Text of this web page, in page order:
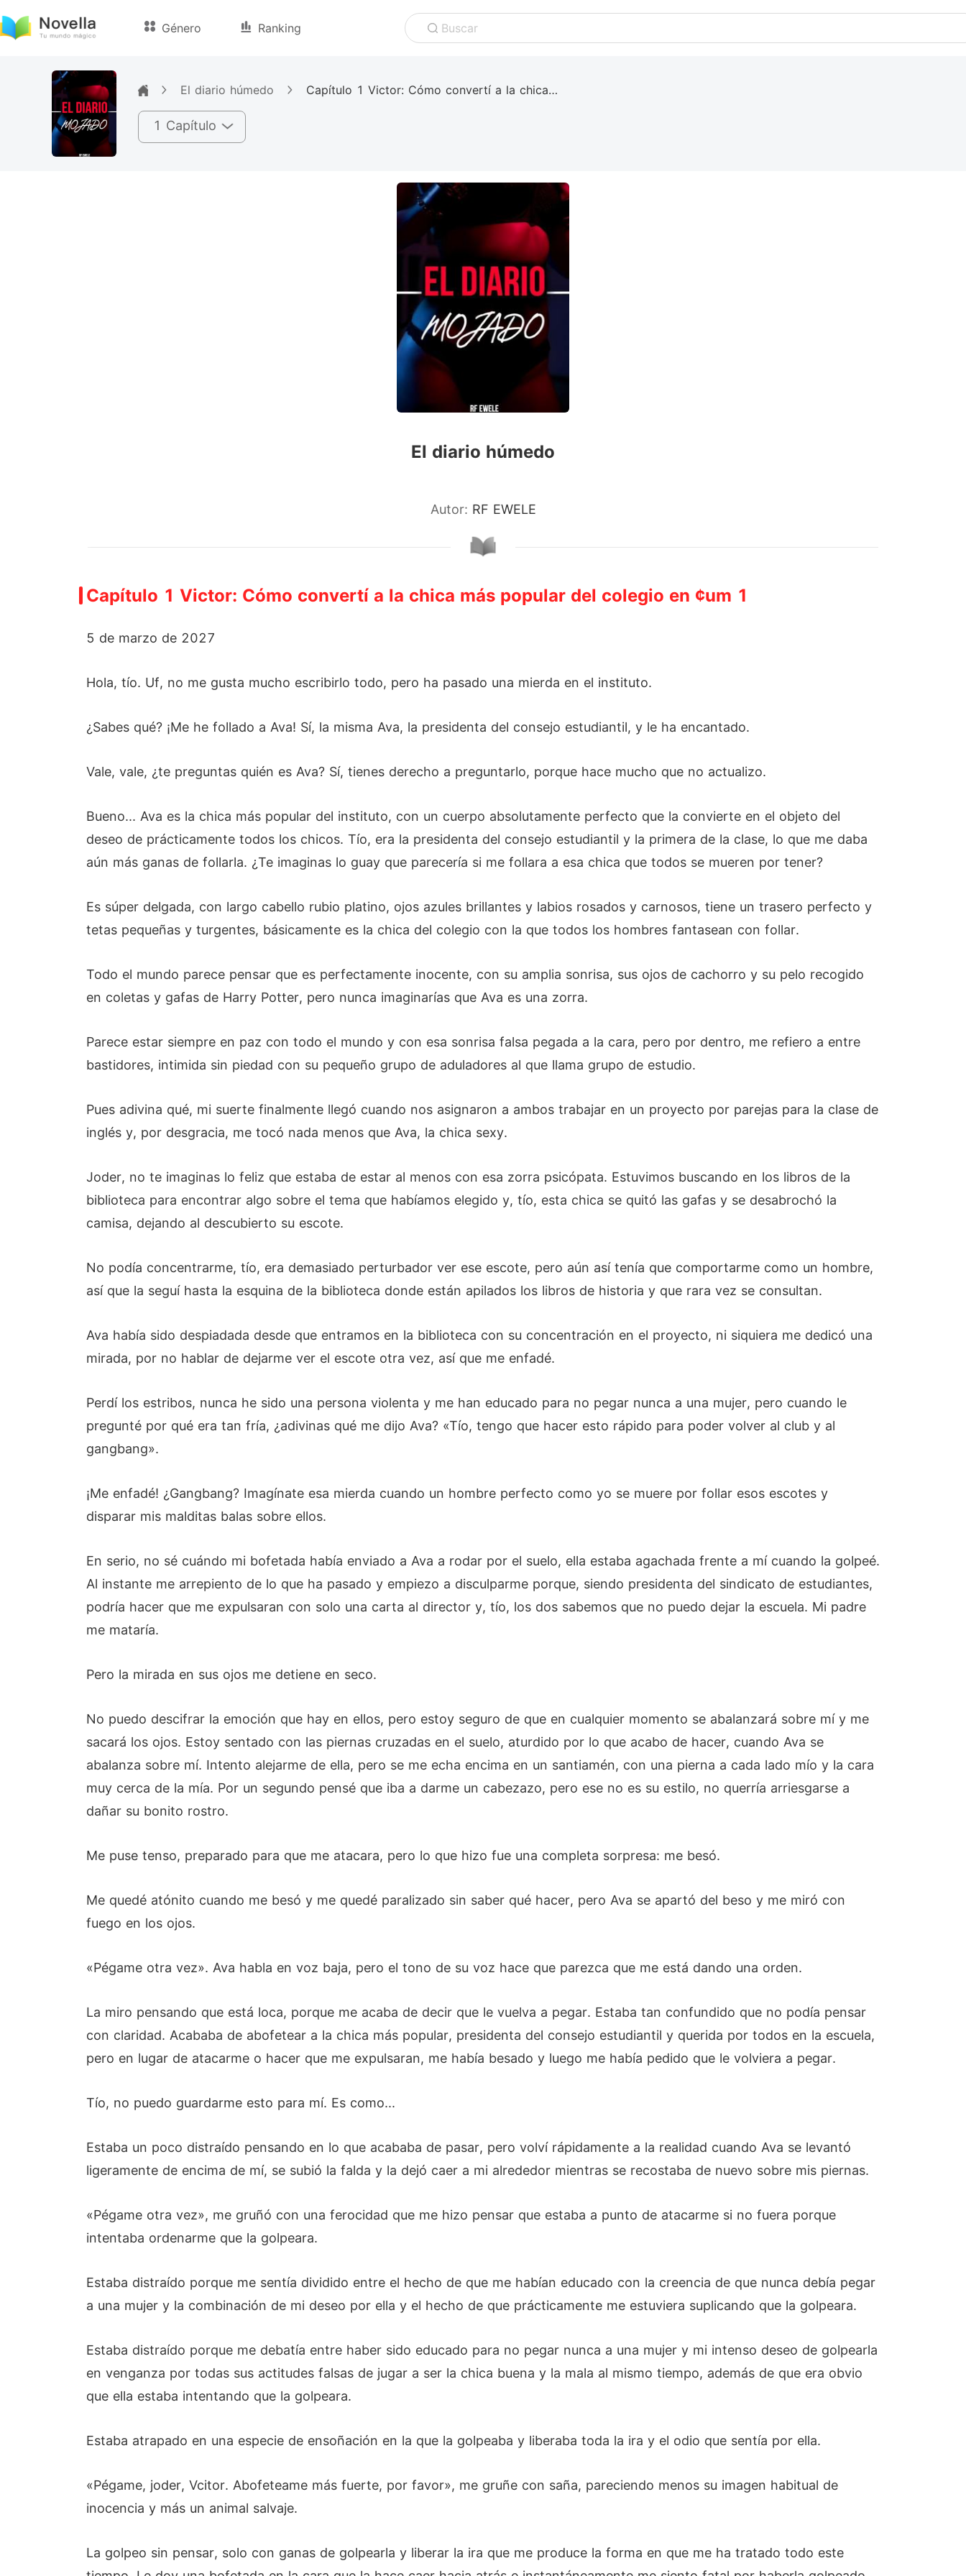
Género Ranking Buscar
El diario húmedo Capítulo 1 Victor: Cómo convertí a la chica más popular del colegio en ¢um 1
1 Capítulo
El diario húmedo
Autor: RF EWELE
Capítulo 1 Victor: Cómo convertí a la chica más popular del colegio en ¢um 1
5 de marzo de 2027
Hola, tío. Uf, no me gusta mucho escribirlo todo, pero ha pasado una mierda en el instituto.
¿Sabes qué? ¡Me he follado a Ava! Sí, la misma Ava, la presidenta del consejo estudiantil, y le ha encantado.
Vale, vale, ¿te preguntas quién es Ava? Sí, tienes derecho a preguntarlo, porque hace mucho que no actualizo.
Bueno... Ava es la chica más popular del instituto, con un cuerpo absolutamente perfecto que la convierte en el objeto del
deseo de prácticamente todos los chicos. Tío, era la presidenta del consejo estudiantil y la primera de la clase, lo que me daba
aún más ganas de follarla. ¿Te imaginas lo guay que parecería si me follara a esa chica que todos se mueren por tener?
Es súper delgada, con largo cabello rubio platino, ojos azules brillantes y labios rosados y carnosos, tiene un trasero perfecto y
tetas pequeñas y turgentes, básicamente es la chica del colegio con la que todos los hombres fantasean con follar.
Todo el mundo parece pensar que es perfectamente inocente, con su amplia sonrisa, sus ojos de cachorro y su pelo recogido
en coletas y gafas de Harry Potter, pero nunca imaginarías que Ava es una zorra.
Parece estar siempre en paz con todo el mundo y con esa sonrisa falsa pegada a la cara, pero por dentro, me refiero a entre
bastidores, intimida sin piedad con su pequeño grupo de aduladores al que llama grupo de estudio.
Pues adivina qué, mi suerte finalmente llegó cuando nos asignaron a ambos trabajar en un proyecto por parejas para la clase de
inglés y, por desgracia, me tocó nada menos que Ava, la chica sexy.
Joder, no te imaginas lo feliz que estaba de estar al menos con esa zorra psicópata. Estuvimos buscando en los libros de la
biblioteca para encontrar algo sobre el tema que habíamos elegido y, tío, esta chica se quitó las gafas y se desabrochó la
camisa, dejando al descubierto su escote.
No podía concentrarme, tío, era demasiado perturbador ver ese escote, pero aún así tenía que comportarme como un hombre,
así que la seguí hasta la esquina de la biblioteca donde están apilados los libros de historia y que rara vez se consultan.
Ava había sido despiadada desde que entramos en la biblioteca con su concentración en el proyecto, ni siquiera me dedicó una
mirada, por no hablar de dejarme ver el escote otra vez, así que me enfadé.
Perdí los estribos, nunca he sido una persona violenta y me han educado para no pegar nunca a una mujer, pero cuando le
pregunté por qué era tan fría, ¿adivinas qué me dijo Ava? «Tío, tengo que hacer esto rápido para poder volver al club y al
gangbang».
¡Me enfadé! ¿Gangbang? Imagínate esa mierda cuando un hombre perfecto como yo se muere por follar esos escotes y
disparar mis malditas balas sobre ellos.
En serio, no sé cuándo mi bofetada había enviado a Ava a rodar por el suelo, ella estaba agachada frente a mí cuando la golpeé.
Al instante me arrepiento de lo que ha pasado y empiezo a disculparme porque, siendo presidenta del sindicato de estudiantes,
podría hacer que me expulsaran con solo una carta al director y, tío, los dos sabemos que no puedo dejar la escuela. Mi padre
me mataría.
Pero la mirada en sus ojos me detiene en seco.
No puedo descifrar la emoción que hay en ellos, pero estoy seguro de que en cualquier momento se abalanzará sobre mí y me
sacará los ojos. Estoy sentado con las piernas cruzadas en el suelo, aturdido por lo que acabo de hacer, cuando Ava se
abalanza sobre mí. Intento alejarme de ella, pero se me echa encima en un santiamén, con una pierna a cada lado mío y la cara
muy cerca de la mía. Por un segundo pensé que iba a darme un cabezazo, pero ese no es su estilo, no querría arriesgarse a
dañar su bonito rostro.
Me puse tenso, preparado para que me atacara, pero lo que hizo fue una completa sorpresa: me besó.
Me quedé atónito cuando me besó y me quedé paralizado sin saber qué hacer, pero Ava se apartó del beso y me miró con
fuego en los ojos.
«Pégame otra vez». Ava habla en voz baja, pero el tono de su voz hace que parezca que me está dando una orden.
La miro pensando que está loca, porque me acaba de decir que le vuelva a pegar. Estaba tan confundido que no podía pensar
con claridad. Acababa de abofetear a la chica más popular, presidenta del consejo estudiantil y querida por todos en la escuela,
pero en lugar de atacarme o hacer que me expulsaran, me había besado y luego me había pedido que le volviera a pegar.
Tío, no puedo guardarme esto para mí. Es como...
Estaba un poco distraído pensando en lo que acababa de pasar, pero volví rápidamente a la realidad cuando Ava se levantó
ligeramente de encima de mí, se subió la falda y la dejó caer a mi alrededor mientras se recostaba de nuevo sobre mis piernas.
«Pégame otra vez», me gruñó con una ferocidad que me hizo pensar que estaba a punto de atacarme si no fuera porque
intentaba ordenarme que la golpeara.
Estaba distraído porque me sentía dividido entre el hecho de que me habían educado con la creencia de que nunca debía pegar
a una mujer y la combinación de mi deseo por ella y el hecho de que prácticamente me estuviera suplicando que la golpeara.
Estaba distraído porque me debatía entre haber sido educado para no pegar nunca a una mujer y mi intenso deseo de golpearla
en venganza por todas sus actitudes falsas de jugar a ser la chica buena y la mala al mismo tiempo, además de que era obvio
que ella estaba intentando que la golpeara.
Estaba atrapado en una especie de ensoñación en la que la golpeaba y liberaba toda la ira y el odio que sentía por ella.
«Pégame, joder, Vcitor. Abofeteame más fuerte, por favor», me gruñe con saña, pareciendo menos su imagen habitual de
inocencia y más un animal salvaje.
La golpeo sin pensar, solo con ganas de golpearla y liberar la ira que me produce la forma en que me ha tratado todo este